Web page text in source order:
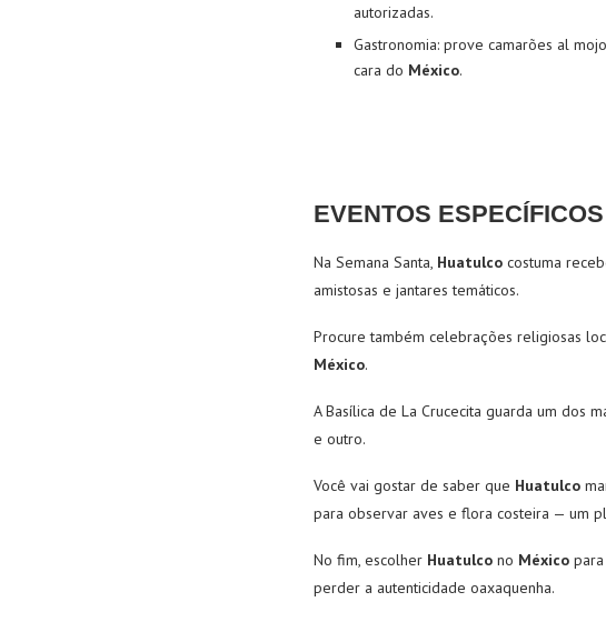
autorizadas.
Gastronomia: prove camarões al
cara do México.
EVENTOS
Na Semana Santa, Huatulco costuma
amistosas e jantares temáticos.
Procure também celebrações religiosas
México.
A Basílica de La Crucecita guarda um dos
e outro.
Você vai gostar de saber que Huatulco
para observar aves e flora costeira — um
No fim, escolher Huatulco no México para
perder a autenticidade oaxaquenha.